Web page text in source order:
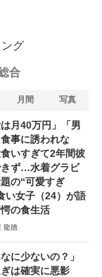
ング
合
月間 写真
は月40万円」「男
事に誘われな
いすぎて2年間彼
きず…水着グラビ
の“可愛すぎ
い女子（24）が語
の食生活
龍徳
なに少ないの？」
は確実に悪影